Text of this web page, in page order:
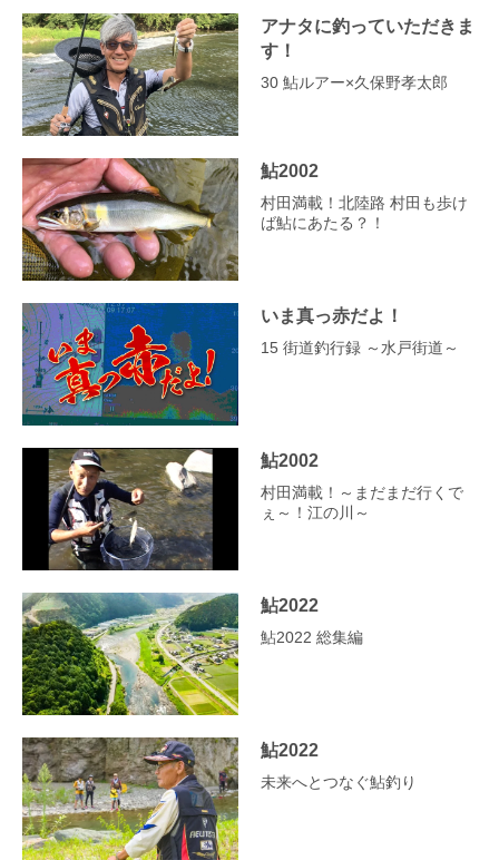
アナタに釣っていただきま
す！
30 鮎ルアー×久保野孝太郎
鮎2002
村田満載！北陸路 村田も歩け
ば鮎にあたる？！
いま真っ赤だよ！
15 街道釣行録 ～水戸街道～
鮎2002
村田満載！～まだまだ行くで
ぇ～！江の川～
鮎2022
鮎2022 総集編
鮎2022
未来へとつなぐ鮎釣り